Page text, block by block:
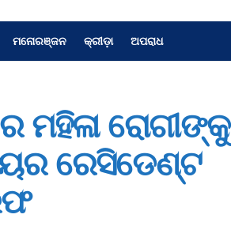
ମନୋରଞ୍ଜନ କ୍ରୀଡ଼ା ଅପରାଧ
ମହିଳା ରୋଗୀଙ୍କୁ
ରେସିଡେଣ୍ଟ